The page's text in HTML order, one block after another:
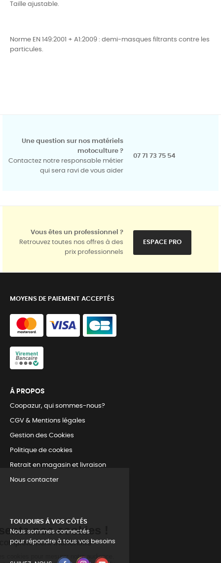
Taille ajustable.
Norme EN 149:2001 + A1:2009 : demi-masques filtrants contre les
particules.
Une question sur nos matériels
motoculture ?
Contactez notre responsable métier
qui sera ravi de vous aider
07 71 73 75 54
Vous êtes un professionnel ?
Retrouvez toutes nos offres à des
prix professionnels
ESPACE PRO
MOYENS DE PAIEMENT ACCEPTÉS
Á PROPOS
Coopazur, qui sommes-nous?
CGV & Mentions légales
Gestion des Cookies
Politique de cookies
Retrait en magasin et livraison
Nous contacter
TOUJOURS Á VOS CÔTÉS
Nous sommes connectés
pour répondre à tous vos besoins